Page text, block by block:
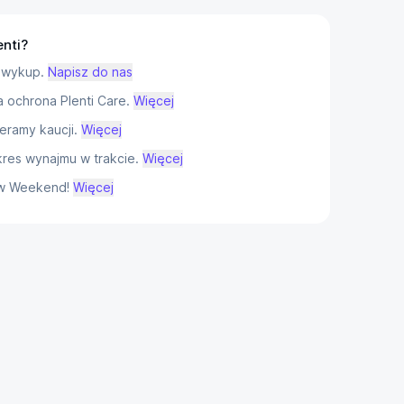
Napisz do nas
ochrona Plenti Care. Więcej
kaucji. Więcej
wynajmu w trakcie. Więcej
Weekend! Więcej